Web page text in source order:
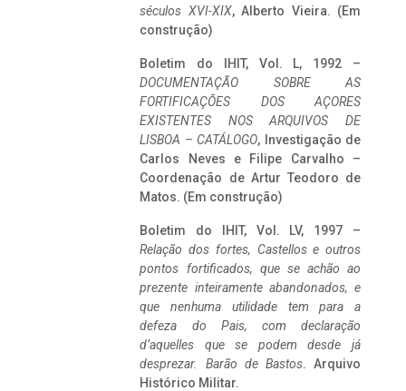
séculos XVI-XIX, Alberto Vieira. (Em
construção)
Boletim do IHIT, Vol. L, 1992 –
DOCUMENTAÇÃO SOBRE AS
FORTIFICAÇÕES DOS AÇORES
EXISTENTES NOS ARQUIVOS DE
LISBOA – CATÁLOGO, Investigação de
Carlos Neves e Filipe Carvalho –
Coordenação de Artur Teodoro de
Matos. (Em construção)
Boletim do IHIT, Vol. LV, 1997 –
Relação dos fortes, Castellos e outros
pontos fortificados, que se achão ao
prezente inteiramente abandonados, e
que nenhuma utilidade tem para a
defeza do Pais, com declaração
d’aquelles que se podem desde já
desprezar. Barão de Bastos. Arquivo
Histórico Militar.